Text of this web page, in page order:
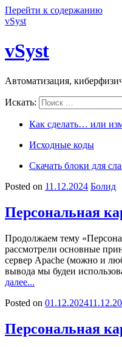
Перейти к содержанию
vSyst
vSyst
Автоматизация,
Искать:
Как сделать… или
Исходные коды
Скачать блоки для
Posted on 11.12.2024 Болид
Персональная
Продолжаем тему
рассмотрели основные
сервер Apache (можно и
вывода мы будеи
далее...
Posted on 01.12.2024
Персональная